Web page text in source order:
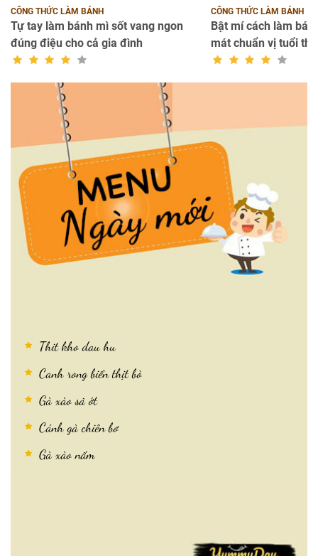
CÔNG THỨC LÀM BÁNH
Tự tay làm bánh mì sốt vang ngon
đúng điệu cho cả gia đình
CÔNG THỨC LÀM BÁNH
Bật mí cách làm
mát chuẩn vị tuổi thơ
Thit kho dau hu
Canh rong biển thịt bò
Gà xào sả ớt
Cánh gà chiên bơ
Gà xào nấm